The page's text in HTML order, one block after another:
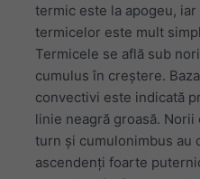
termic este la apogeu, iar
termicelor este mult
Termicele se află sub
cumulus în creștere.
convectivi este indicată
linie neagră groasă. Norii
turn și cumulonimbus au
ascendenți foarte